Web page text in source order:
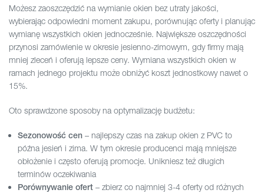
Możesz zaoszczędzić na wymianie okien bez utraty jakości,
wybierając odpowiedni moment zakupu, porównując oferty i planując
wymianę wszystkich okien jednocześnie. Największe oszczędności
przynosi zamówienie w okresie jesienno-zimowym, gdy firmy mają
mniej zleceń i oferują lepsze ceny. Wymiana wszystkich okien w
ramach jednego projektu może obniżyć koszt jednostkowy nawet o
15%.
Oto sprawdzone sposoby na optymalizację budżetu:
Sezonowość cen – najlepszy czas na zakup okien z PVC to
późna jesień i zima. W tym okresie producenci mają mniejsze
obłożenie i często oferują promocje. Unikniesz też długich
terminów oczekiwania
Porównywanie ofert – zbierz co najmniej 3-4 oferty od różnych